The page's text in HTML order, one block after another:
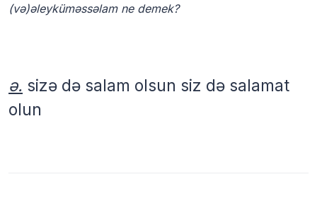
(və)əleyküməssəlam ne demek?
ə. sizə də salam olsun siz də salamat
olun